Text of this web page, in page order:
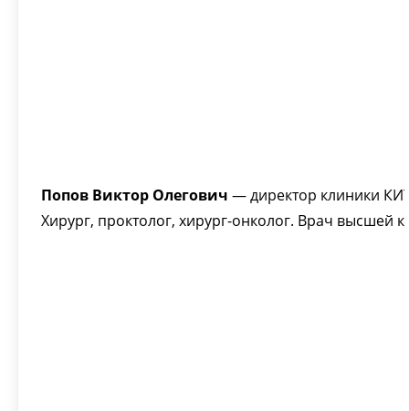
Попов Виктор Олегович — директор клиники
Хирург, проктолог, хирург-онколог. Врач высшей